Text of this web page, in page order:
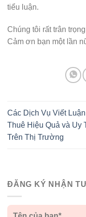
tiểu luận.
Chúng tôi rất trân
Cảm ơn bạn một lần
Các Dịch Vụ Viết
Thuê Hiệu Quả và Uy
Trên Thị Trường
ĐĂNG KÝ NHẬN